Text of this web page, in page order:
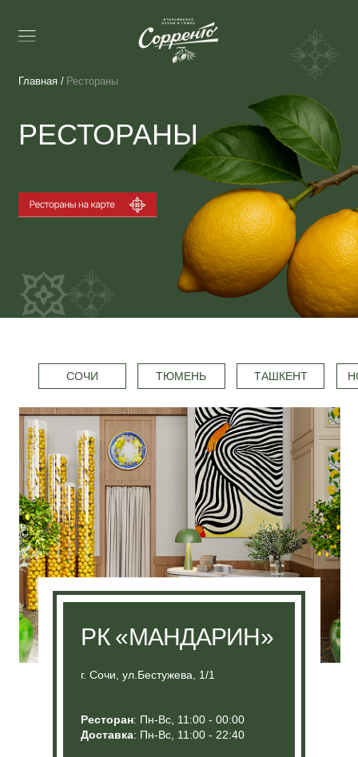
РЕСТОРАНЫ
ТАШКЕНТ
ТЮМЕНЬ
СОЧИ
Меню ресторана
РК «МАНДАРИН»
г. Сочи, ул.Бестужева, 1/1
Ресторан
: Пн-Вс, 11:00 - 00:00
Доставка : Пн-Вс, 11:00 - 22:40